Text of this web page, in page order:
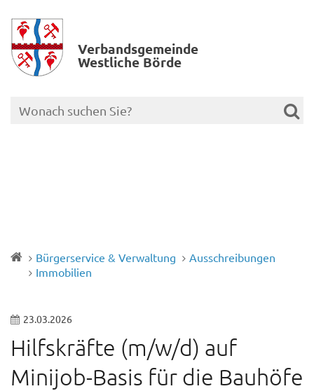
Verbands­gemeinde
Westliche Börde
Bürgerservice & Verwaltung
Ausschreibungen
Immobilien
23.03.2026
Hilfskräfte (m/w/d) auf
Minijob-Basis für die Bauhöfe